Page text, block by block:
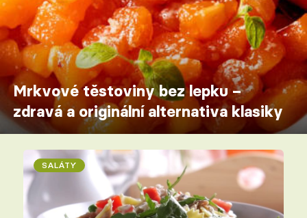
Mrkvové těstoviny bez lepku –
zdravá a originální alternativa klasiky
SALÁTY